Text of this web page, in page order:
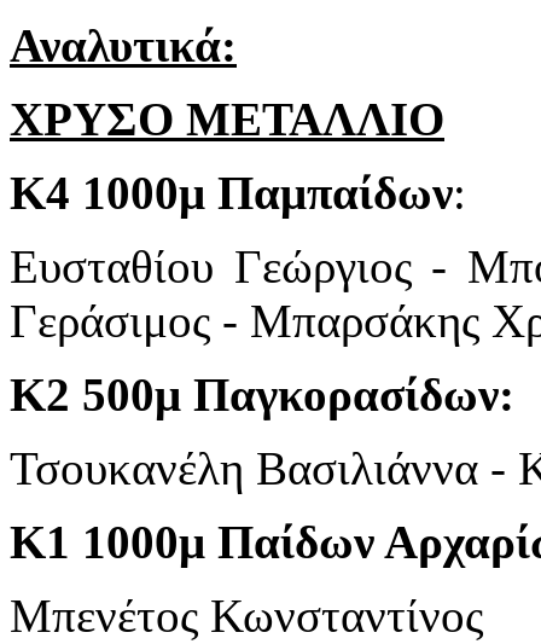
Αναλυτικά:
ΧΡΥΣΟ ΜΕΤΑΛΛΙΟ
Κ4 1000μ Παμπαίδων:
Ευσταθίου Γεώργιος -
Γεράσιμος - Μπαρσάκης
Κ2 500μ Παγκορασίδων:
Τσουκανέλη Βασιλιάννα -
Κ1 1000μ Παίδων
Μπενέτος Κωνσταντίνος